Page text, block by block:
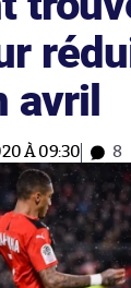
avril
À 09:30 8